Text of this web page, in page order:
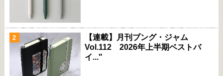
【連載】月刊ブング・ジャム
Vol.112 2026年上半期ベストバ
イ..."